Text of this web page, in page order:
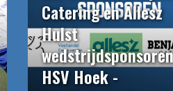
Catering en Allesz
Hulst
wedstrijdsponsoren
HSV Hoek -